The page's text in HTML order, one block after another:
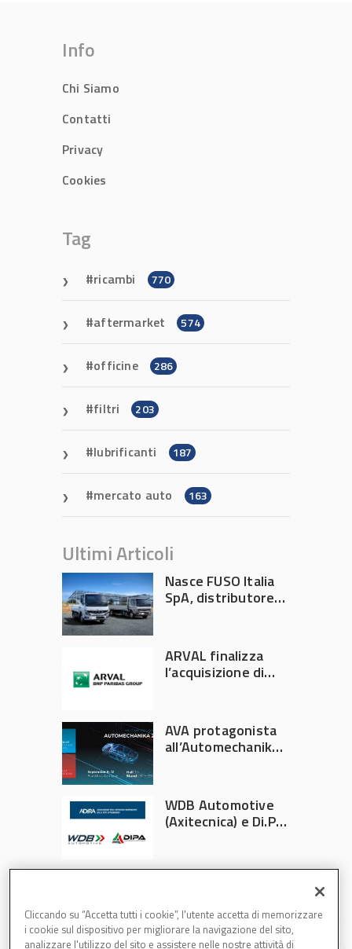
Info
Chi Siamo
Contatti
Privacy
Cookies
Tag
ricambi 770
aftermarket 574
officine 286
filtri 203
lubrificanti 187
mercato auto 163
Ultimi Articoli
Nasce FUSO Italia
SpA, distributore
ARVAL finalizza
l’acquisizione di
AVA protagonista
all’Automechanika
WDB Automotive
(Axitecnica) e Di.Pa.
Cliccando su “Accetta tutti i cookie”, l'utente accetta di memorizzare
i cookie sul dispositivo per migliorare la navigazione del sito,
analizzare l'utilizzo del sito e assistere nelle nostre attività di